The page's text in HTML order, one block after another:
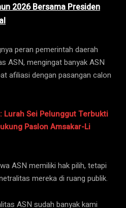
2026 Bersama Presiden
peran pemerintah daerah
ASN, mengingat banyak ASN
afiliasi dengan pasangan calon
Lurah Sei Pelunggut Terbukti
Paslon Amsakar-Li
ASN memiliki hak pilih, tetapi
mereka di ruang publik.
ASN sudah banyak kami